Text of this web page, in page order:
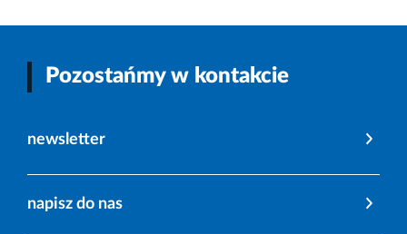
Pozostańmy w kontakcie
newsletter
napisz do nas